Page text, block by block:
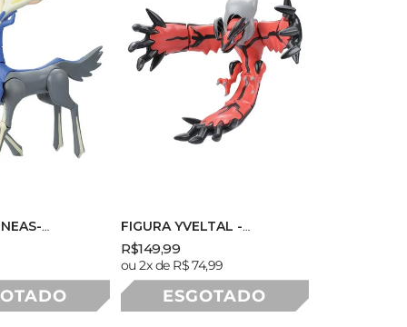
BANDAI
FIGURA YVELTAL -
POKEMON - PLASTIC
MODEL KIT - BANDAI
Preço
normal
Preço
normal
Preço
promocional
R$149,99
ou 2x de R$ 74,99
ESGOTADO